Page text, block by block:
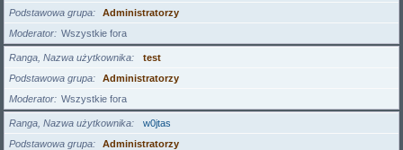
Podstawowa grupa
Administratorzy
Moderator
Wszystkie fora
Ranga, Nazwa użytkownika
test
Podstawowa grupa
Administratorzy
Moderator
Wszystkie fora
Ranga, Nazwa użytkownika
w0jtas
Podstawowa grupa
Administratorzy